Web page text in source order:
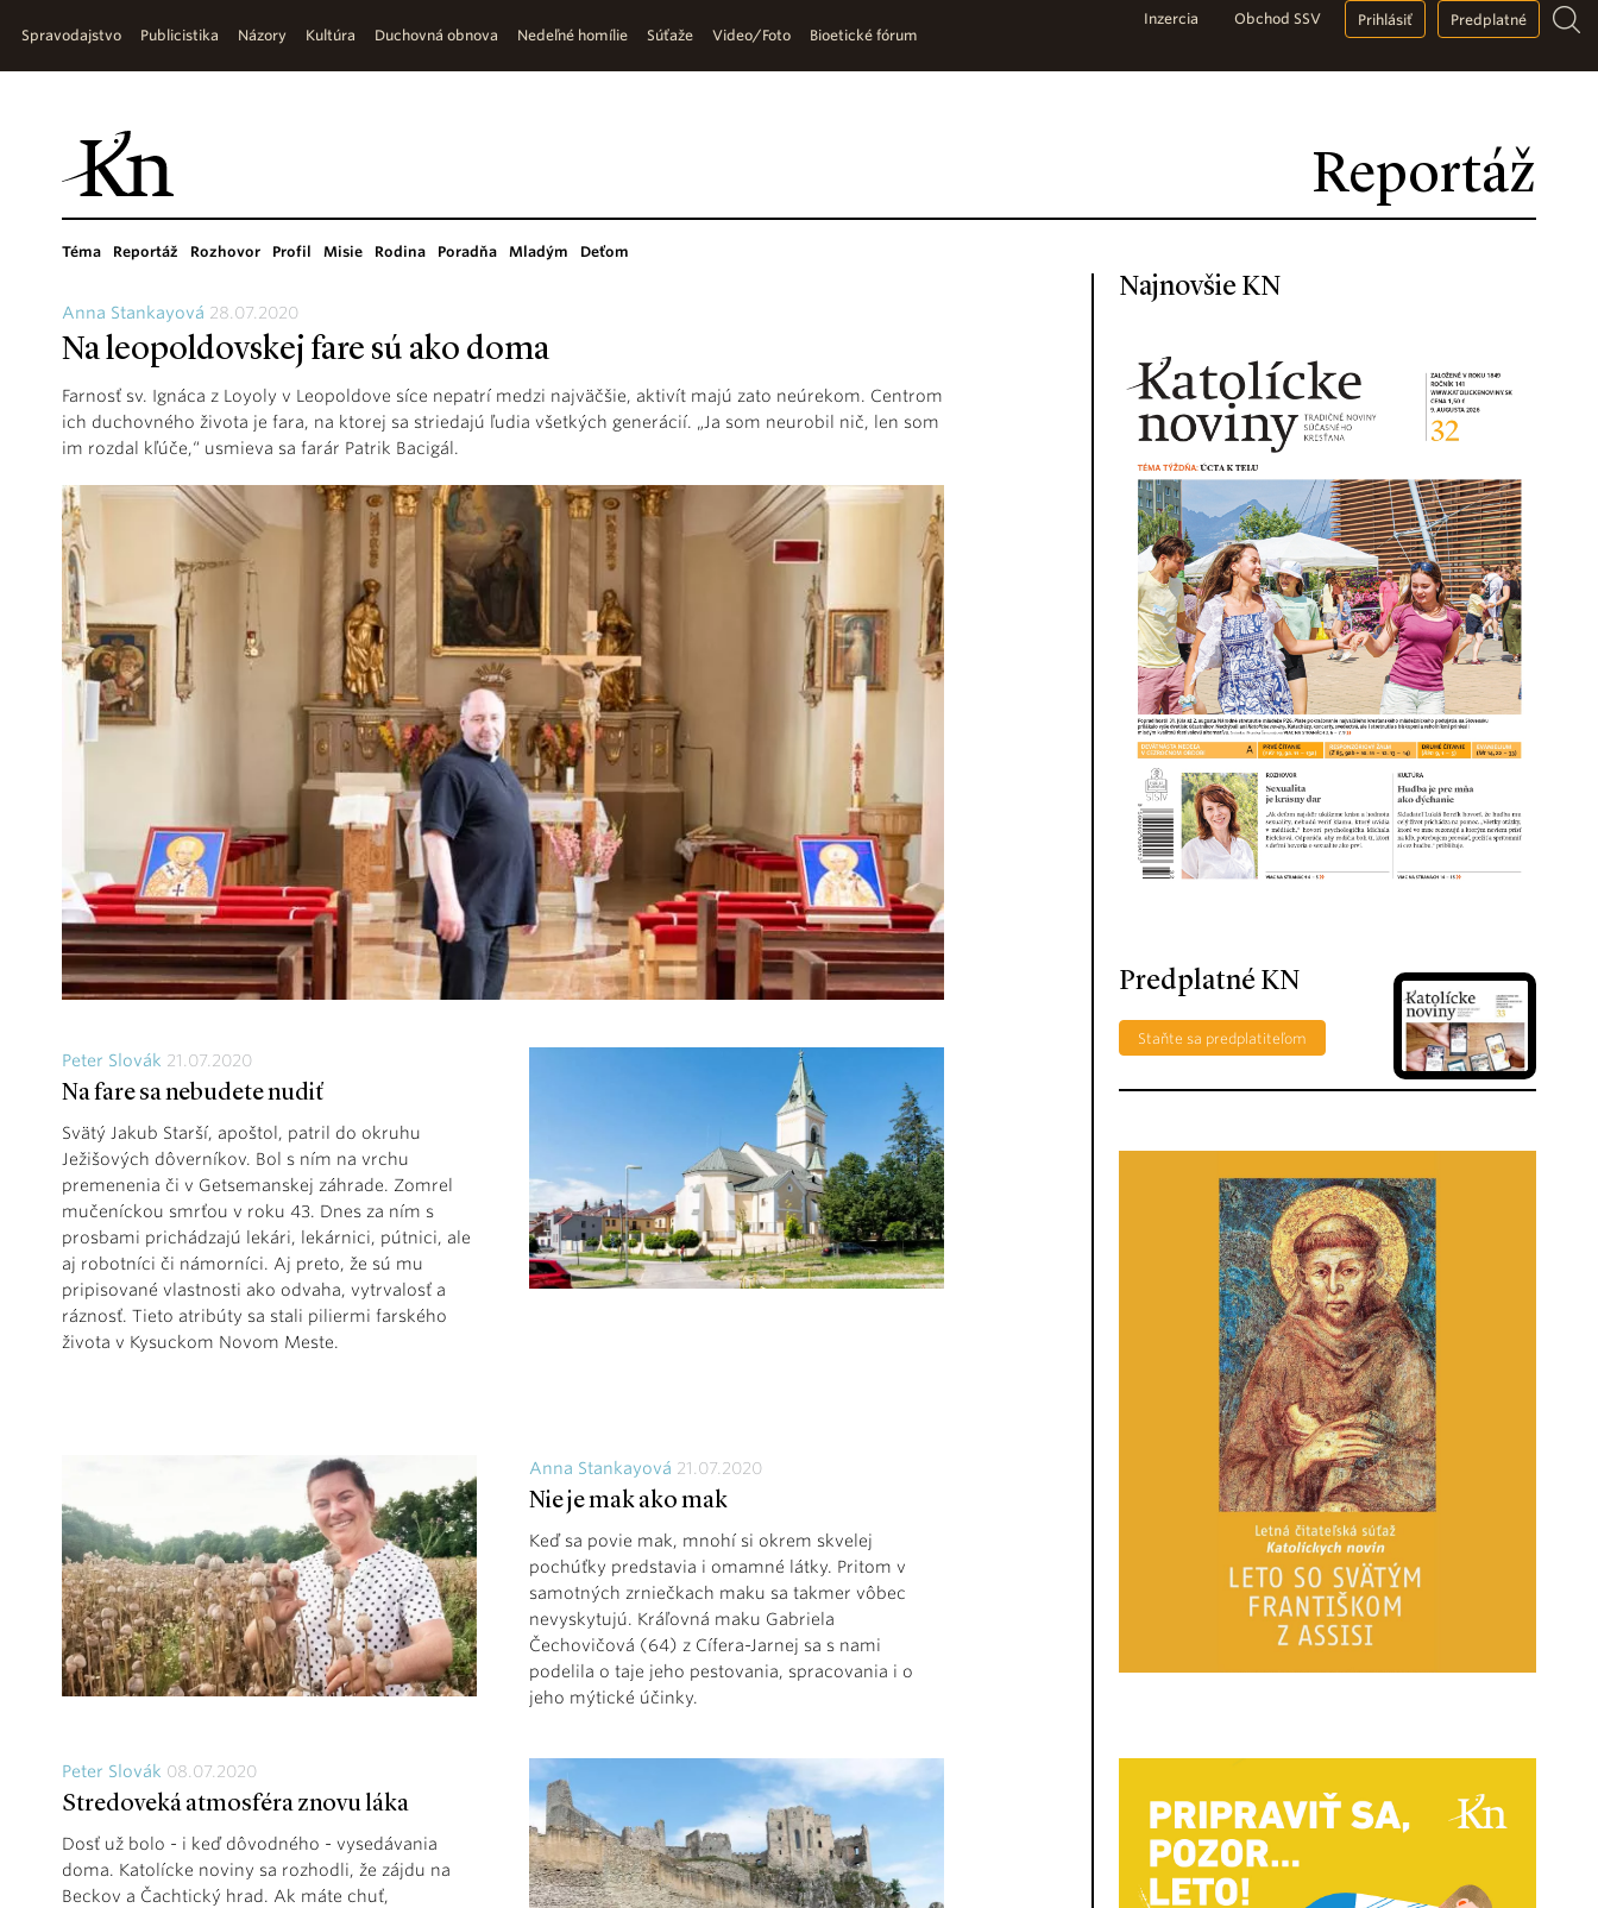
Reportáž
Spravodajstvo Publicistika Názory Kultúra Duchovná obnova Nedeľné homílie Súťaže Video/Foto Bioetické fórum
Inzercia Obchod SSV Prihlásiť Predplatné
Téma Reportáž Rozhovor Profil Misie Rodina Poradňa Mladým Deťom
Anna Stankayová 28.07.2020
Na leopoldovskej fare sú ako doma
Farnosť sv. Ignáca z Loyoly v Leopoldove síce nepatrí medzi najväčšie, aktivít majú zato neúrekom. Centrom
ich duchovného života je fara, na ktorej sa striedajú ľudia všetkých generácií. „Ja som neurobil nič, len som
im rozdal kľúče,“ usmieva sa farár Patrik Bacigál.
Peter Slovák 21.07.2020
Na fare sa nebudete nudiť
Svätý Jakub Starší, apoštol, patril do okruhu
Ježišových dôverníkov. Bol s ním na vrchu
premenenia či v Getsemanskej záhrade. Zomrel
mučeníckou smrťou v roku 43. Dnes za ním s
prosbami prichádzajú lekári, lekárnici, pútnici, ale
aj robotníci či námorníci. Aj preto, že sú mu
pripisované vlastnosti ako odvaha, vytrvalosť a
ráznosť. Tieto atribúty sa stali piliermi farského
života v Kysuckom Novom Meste.
Anna Stankayová 21.07.2020
Nie je mak ako mak
Keď sa povie mak, mnohí si okrem skvelej
pochúťky predstavia i omamné látky. Pritom v
samotných zrniečkach maku sa takmer vôbec
nevyskytujú. Kráľovná maku Gabriela
Čechovičová (64) z Cífera-Jarnej sa s nami
podelila o taje jeho pestovania, spracovania i o
jeho mýtické účinky.
Peter Slovák 08.07.2020
Stredoveká atmosféra znovu láka
Dosť už bolo - i keď dôvodného - vysedávania
doma. Katolícke noviny sa rozhodli, že zájdu na
Beckov a Čachtický hrad. Ak máte chuť,
Najnovšie KN
Predplatné KN
Staňte sa predplatiteľom